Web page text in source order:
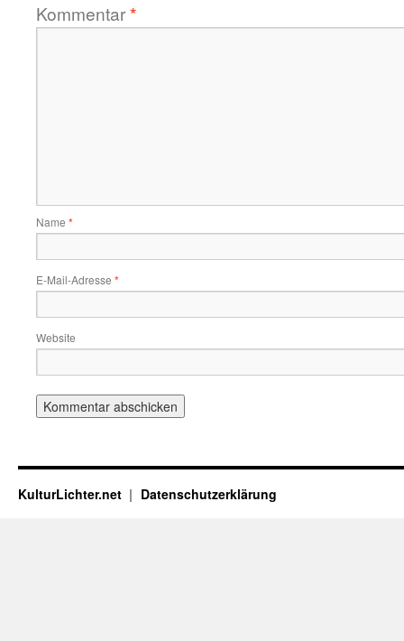
Kommentar*
Name *
E-Mail-Adresse *
Website
KulturLichter.net Datenschutzerklärung